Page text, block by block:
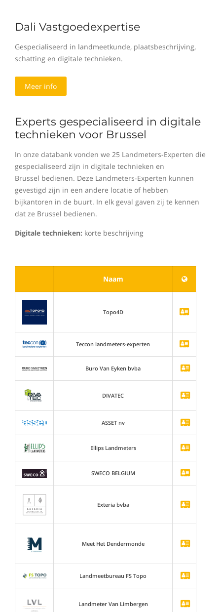
Dali Vastgoedexpertise
Gespecialiseerd in landmeetkunde, plaatsbeschrijving,
schatting en digitale technieken.
Meer info
Experts gespecialiseerd in digitale
technieken voor Brussel
In onze databank vonden we 25 Landmeters-Experten die
gespecialiseerd zijn in digitale technieken en
Brussel bedienen. Deze Landmeters-Experten kunnen
gevestigd zijn in een andere locatie of hebben
bijkantoren in de buurt. In elk geval gaven zij te kennen
dat ze Brussel bedienen.
Digitale technieken: korte beschrijving
Naam
Topo4D
Teccon landmeters-experten
Buro Van Eyken bvba
DIVATEC
ASSET nv
Ellips Landmeters
SWECO BELGIUM
Exteria bvba
Meet Het Dendermonde
Landmeetbureau FS Topo
Landmeter Van Limbergen